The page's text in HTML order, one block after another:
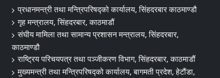
प्रधानमन्त्री तथा मन्त्रिपरिषद्को कार्यालय, सिंहदरबार काठमाण्डौ
गृह मन्त्रालय, सिंहदरबार, काठमाडौं
संघीय मामिला तथा सामान्य प्रशासन मन्त्रालय, सिंहदरबार,
काठमाण्डौ
राष्ट्रिय परिचयपत्र तथा पञ्जीकरण विभाग, सिंहदरबार, काठमाडौं
मुख्यमन्त्री तथा मन्त्रिपरिषद्को कार्यालय, बागमती प्रदेश, हेटौंडा,